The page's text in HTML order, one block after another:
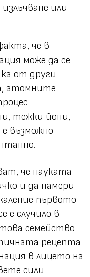
или
че в
може да се
от други
атомните
тежки йони,
възможно
че науката
и да намери
първото
е случило в
семейство
рецепта
в лицето на
сили